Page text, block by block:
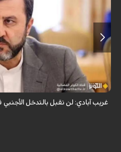
قال نائب وزير الخارجية الإيراني كاظم
الأجنبي في مضيق هرمز.
غريب آبادي: لن نقبل بالتدخل